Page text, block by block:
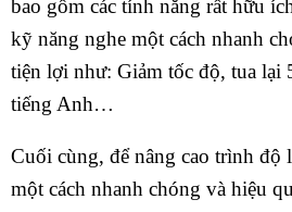
bao gồm các tính năng rất hữu
kỹ năng nghe một cách nhanh
tiện lợi như: Giảm tốc độ, tua lại
tiếng Anh…
Cuối cùng, để nâng cao trình độ
một cách nhanh chóng và hiệu